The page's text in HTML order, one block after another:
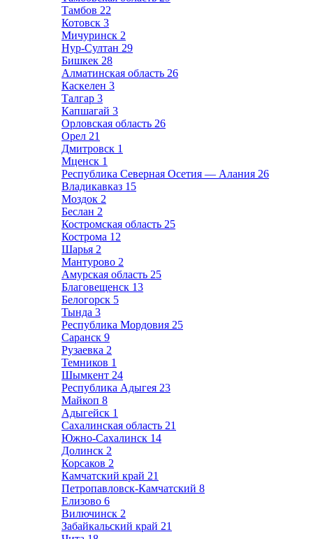
Тамбов 22
Котовск 3
Мичуринск 2
Нур-Султан 29
Бишкек 28
Алматинская область 26
Каскелен 3
Талгар 3
Капшагай 3
Орловская область 26
Орел 21
Дмитровск 1
Мценск 1
Республика Северная Осетия — Алания 26
Владикавказ 15
Моздок 2
Беслан 2
Костромская область 25
Кострома 12
Шарья 2
Мантурово 2
Амурская область 25
Благовещенск 13
Белогорск 5
Тында 3
Республика Мордовия 25
Саранск 9
Рузаевка 2
Темников 1
Шымкент 24
Республика Адыгея 23
Майкоп 8
Адыгейск 1
Сахалинская область 21
Южно-Сахалинск 14
Долинск 2
Корсаков 2
Камчатский край 21
Петропавловск-Камчатский 8
Елизово 6
Вилючинск 2
Забайкальский край 21